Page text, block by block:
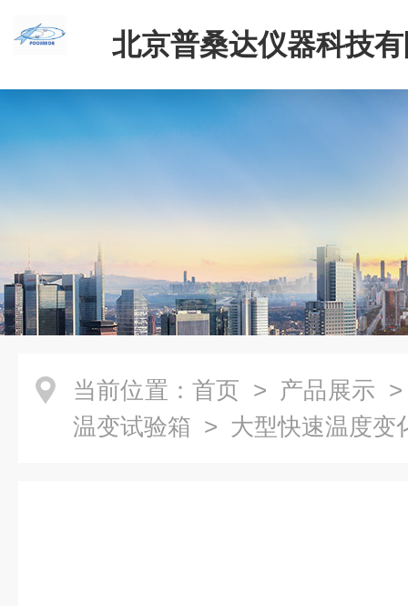
北京普桑达仪器科技
当前位置： 首页 > 产品展示
温变试验箱 > 大型快速温度变